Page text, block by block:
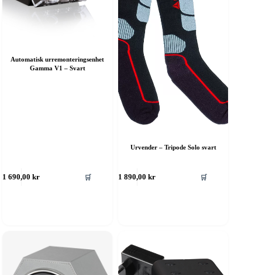
Automatisk urremonteringsenhet
Gamma V1 – Svart
1 690,00kr 🛒
Urvender – Tripode Solo svart
1 890,00kr 🛒